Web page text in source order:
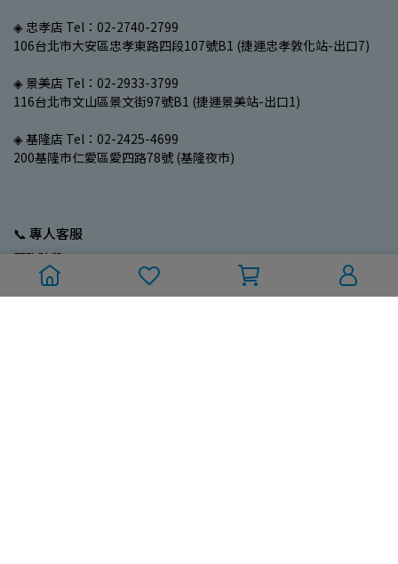
◈ 忠孝店 Tel：02-2740-2799
106台北市大安區忠孝東路四段107號B1 (捷運忠孝敦化站-出口7)
◈ 景美店 Tel：02-2933-3799
116台北市文山區景文街97號B1 (捷運景美站-出口1)
◈ 基隆店 Tel：02-2425-4699
200基隆市仁愛區愛四路78號 (基隆夜市)
📞 專人客服
服務時段：
週一至週五 (國定/例假日除外)
10:00~12:00；13:00~17:00